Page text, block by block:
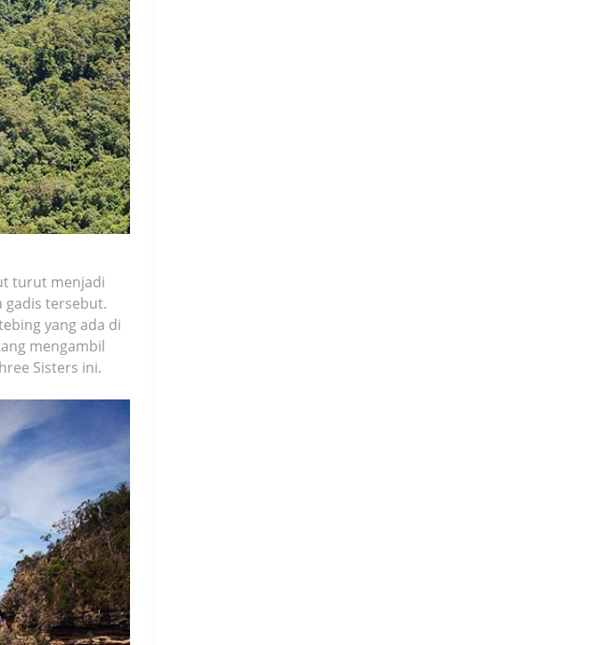
turut menjadi
gadis tersebut.
yang ada di
mengambil
Sisters ini.